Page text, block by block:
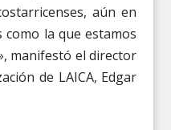
aún en
como la que estamos
manifestó el director
de LAICA, Edgar